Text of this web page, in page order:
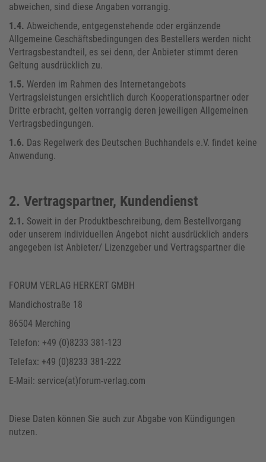
abweichen, sind diese Angaben vorrangig.
1.4. Abweichende, entgegenstehende oder ergänzende
Allgemeine Geschäftsbedingungen des Bestellers werden nicht
Vertragsbestandteil, es sei denn, der Anbieter stimmt deren
Geltung ausdrücklich zu.
1.5. Werden im Rahmen des Internetangebots
Vertragsleistungen ersichtlich durch Kooperationspartner oder
Dritte erbracht, gelten vorrangig deren jeweiligen Allgemeinen
Vertragsbedingungen.
1.6. Das Regelwerk des Deutschen Buchhandels e.V. findet keine
Anwendung.
2. Vertragspartner, Kundendienst
2.1. Soweit in der Produktbeschreibung, dem Bestellvorgang
oder unserem individuellen Angebot nicht ausdrücklich anders
angegeben ist Anbieter/ Lizenzgeber und Vertragspartner die
FORUM VERLAG HERKERT GMBH
Mandichostraße 18
86504 Merching
Telefon: +49 (0)8233 381-123
Telefax: +49 (0)8233 381-222
E-Mail: service(at)forum-verlag.com
Diese Daten können Sie auch zur Abgabe von Kündigungen
nutzen.